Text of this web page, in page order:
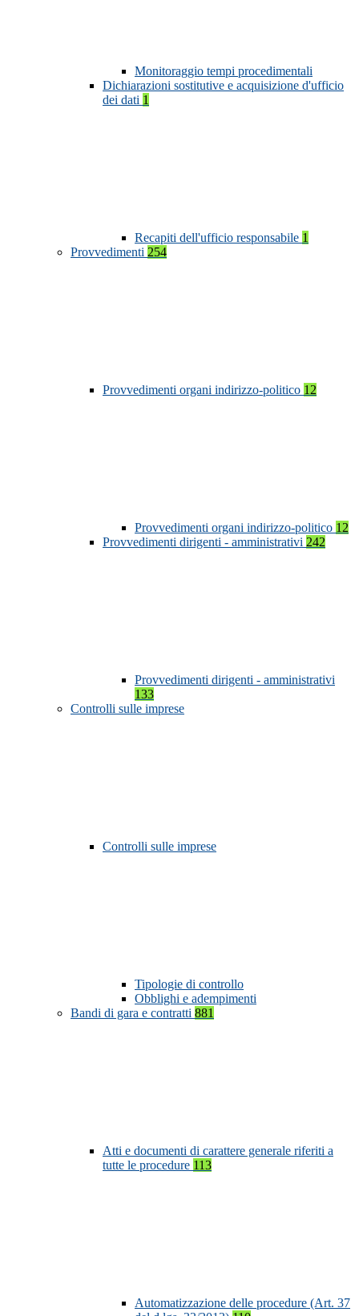
Monitoraggio tempi procedimentali
Dichiarazioni sostitutive e acquisizione d'ufficio
dei dati 1
Recapiti dell'ufficio responsabile 1
Provvedimenti 254
Provvedimenti organi indirizzo-politico 12
Provvedimenti organi indirizzo-politico 12
Provvedimenti dirigenti - amministrativi 242
Provvedimenti dirigenti - amministrativi
133
Controlli sulle imprese
Controlli sulle imprese
Tipologie di controllo
Obblighi e adempimenti
Bandi di gara e contratti 881
Atti e documenti di carattere generale riferiti a
tutte le procedure 113
Automatizzazione delle procedure (Art. 37